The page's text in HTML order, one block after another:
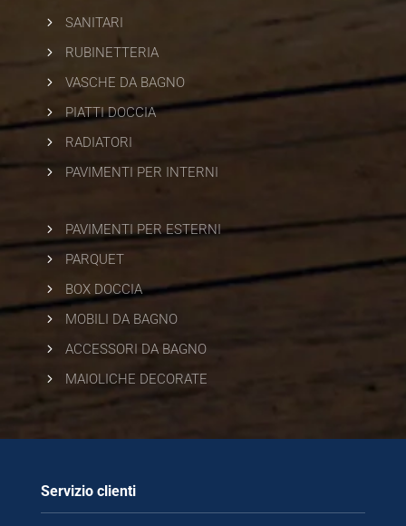
5
SANITARI
5
RUBINETTERIA
5
VASCHE DA BAGNO
5
PIATTI DOCCIA
5
RADIATORI
5
PAVIMENTI PER INTERNI
5
PAVIMENTI PER ESTERNI
5
PARQUET
5
BOX DOCCIA
5
MOBILI DA BAGNO
5
ACCESSORI DA BAGNO
5
MAIOLICHE DECORATE
Servizio clienti